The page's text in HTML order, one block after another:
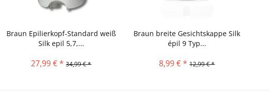
Braun Epilierkopf-Standard weiß
Silk epil 5,7,...
27,99 € * 34,99 € *
Braun breite Gesichtskappe Silk
épil 9 Typ...
8,99 € * 12,99 € *